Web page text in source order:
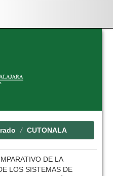
CUTONALA
DE LA
LOS SISTEMAS DE